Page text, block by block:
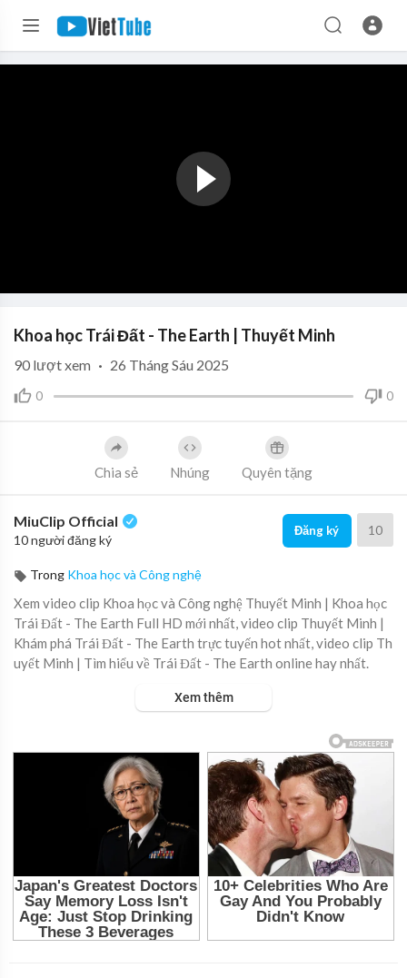
Khoa học Trái Đất - The Earth | Thuyết Minh
0 0
90 lượt xem · 26 Tháng Sáu 2025
Chia sẻ Nhúng Quyên tặng
MiuClip Official
10 người đăng ký
Đăng ký 10
Trong Khoa học và Công nghệ
Xem video clip Khoa học và Công nghệ Thuyết Minh | Khoa học
Trái Đất - The Earth Full HD mới nhất, video clip Thuyết Minh |
Khám phá Trái Đất - The Earth trực tuyến hot nhất, video clip Th
uyết Minh | Tìm hiểu về Trái Đất - The Earth online hay nhất.
Xem thêm